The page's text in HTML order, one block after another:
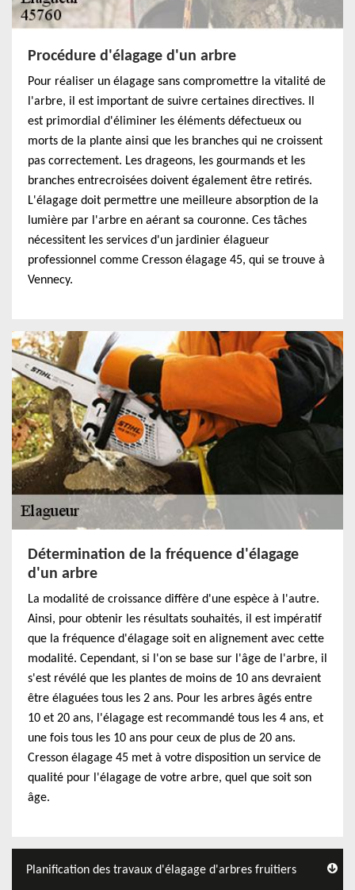
Procédure d'élagage d'un arbre
Pour réaliser un élagage sans compromettre la vitalité de
l'arbre, il est important de suivre certaines directives. Il
est primordial d'éliminer les éléments défectueux ou
morts de la plante ainsi que les branches qui ne croissent
pas correctement. Les drageons, les gourmands et les
branches entrecroisées doivent également être retirés.
L'élagage doit permettre une meilleure absorption de la
lumière par l'arbre en aérant sa couronne. Ces tâches
nécessitent les services d'un jardinier élagueur
professionnel comme Cresson élagage 45, qui se trouve à
Vennecy.
Détermination de la fréquence d'élagage
d'un arbre
La modalité de croissance diffère d'une espèce à l'autre.
Ainsi, pour obtenir les résultats souhaités, il est impératif
que la fréquence d'élagage soit en alignement avec cette
modalité. Cependant, si l'on se base sur l'âge de l'arbre, il
s'est révélé que les plantes de moins de 10 ans devraient
être élaguées tous les 2 ans. Pour les arbres âgés entre
10 et 20 ans, l'élagage est recommandé tous les 4 ans, et
une fois tous les 10 ans pour ceux de plus de 20 ans.
Cresson élagage 45 met à votre disposition un service de
qualité pour l'élagage de votre arbre, quel que soit son
âge.
Planification des travaux d'élagage d'arbres fruitiers